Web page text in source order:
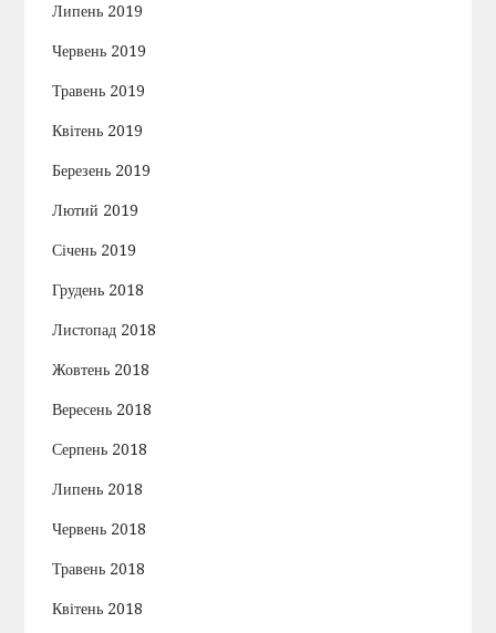
Липень 2019
Червень 2019
Травень 2019
Квітень 2019
Березень 2019
Лютий 2019
Січень 2019
Грудень 2018
Листопад 2018
Жовтень 2018
Вересень 2018
Серпень 2018
Липень 2018
Червень 2018
Травень 2018
Квітень 2018